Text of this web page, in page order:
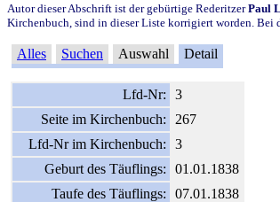
Autor dieser Abschrift ist der gebürtige RederitzerPaul
Kirchenbuch, sind in dieser Liste korrigiert worden. Bei
Alles Suchen Auswahl Detail
Lfd-Nr:
3
Seite im Kirchenbuch:
267
Lfd-Nr im Kirchenbuch:
3
Geburt des Täuflings:
01.01.1838
Taufe des Täuflings:
07.01.1838